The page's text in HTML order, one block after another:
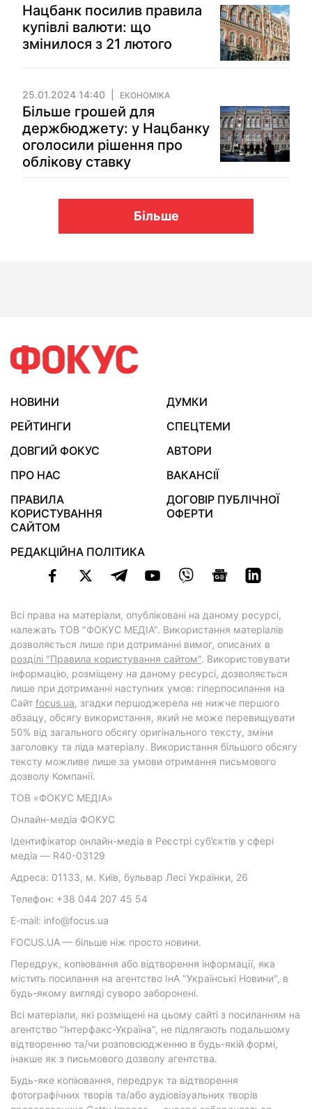
Нацбанк посилив правила
купівлі валюти: що
змінилося з 21 лютого
25.01.2024 14:40 ЕКОНОМІКА
Більше грошей для
держбюджету: у Нацбанку
оголосили рішення про
облікову ставку
Більше
НОВИНИ
ДУМКИ
РЕЙТИНГИ
СПЕЦТЕМИ
ДОВГИЙ ФОКУС
АВТОРИ
ПРО НАС
ВАКАНСІЇ
ПРАВИЛА
КОРИСТУВАННЯ
САЙТОМ
ДОГОВІР ПУБЛІЧНОЇ
ОФЕРТИ
РЕДАКЦІЙНА ПОЛІТИКА
Всі права на матеріали, опубліковані на даному ресурсі,
належать ТОВ "ФОКУС МЕДІА". Використання матеріалів
дозволяється лише при дотриманні вимог, описаних в
розділі "Правила користування сайтом". Використовувати
інформацію, розміщену на даному ресурсі, дозволяється
лише при дотриманні наступних умов: гіперпосилання на
Cайт focus.ua, згадки першоджерела не нижче першого
абзацу, обсягу використання, який не може перевищувати
50% від загального обсягу оригінального тексту, зміни
заголовку та ліда матеріалу. Використання більшого обсягу
тексту можливе лише за умови отримання письмового
дозволу Компанії.
ТОВ «ФОКУС МЕДІА»
Онлайн-медіа ФОКУС
Ідентифікатор онлайн-медіа в Реєстрі суб’єктів у сфері
медіа — R40-03129
Адреса: 01133, м. Київ, бульвар Лесі Українки, 26
Телефон: +38 044 207 45 54
E-mail: info@focus.ua
FOCUS.UA — більше ніж просто новини.
Передрук, копіювання або відтворення інформації, яка
містить посилання на агентство ІнА "Українські Новини", в
будь-якому вигляді суворо заборонені.
Всі матеріали, які розміщені на цьому сайті з посиланням на
агентство "Інтерфакс-Україна", не підлягають подальшому
відтворенню та/чи розповсюдженню в будь-якій формі,
інакше як з письмового дозволу агентства.
Будь-яке копіювання, передрук та відтворення
фотографічних творів та/або аудіовізуальних творів